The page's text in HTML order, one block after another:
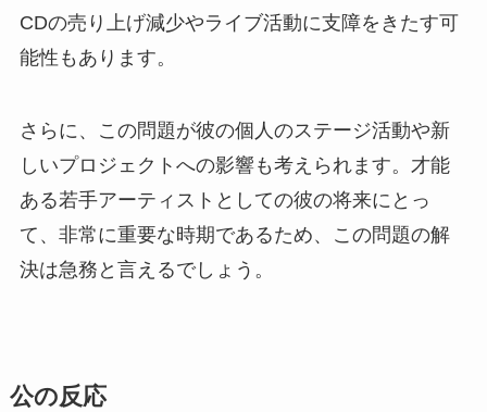
CDの売り上げ減少やライブ活動に支障をきたす可
能性もあります。
さらに、この問題が彼の個人のステージ活動や新
しいプロジェクトへの影響も考えられます。才能
ある若手アーティストとしての彼の将来にとっ
て、非常に重要な時期であるため、この問題の解
決は急務と言えるでしょう。
公の反応